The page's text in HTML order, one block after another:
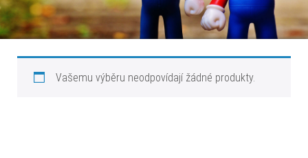
Vašemu výběru neodpovídají žádné produkty.